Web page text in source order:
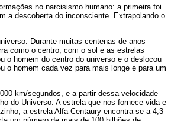
no narcisismo humano: a primeira foi
a descoberta do inconsciente. Extrapolando o
Durante muitas centenas de anos
como o centro, com o sol e as estrelas
o homem do centro do universo e o deslocou
o homem cada vez para mais longe e para um
km/segundos, e a partir dessa velocidade
do Universo. A estrela que nos fornece vida e
a estrela Alfa-Centaury encontra-se a 4,3